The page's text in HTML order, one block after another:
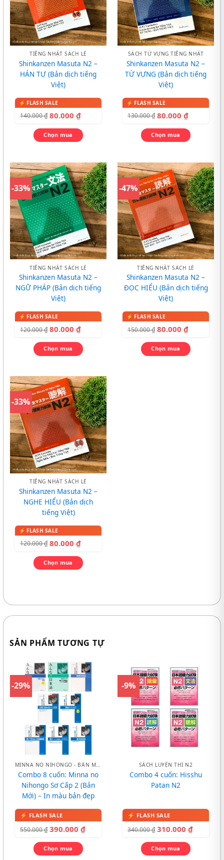
TIẾNG NHẬT SÁCH LẺ
Shinkanzen Masuta N2 –
HÁN TỰ (Bản dịch tiếng
Việt)
140.000₫ 80.000 ₫
Chọn mua
SÁCH TỪ VỰNG TIẾNG NHẬT
Shinkanzen Masuta N2 –
TỪ VỰNG (Bản dịch tiếng
Việt)
130.000₫ 80.000 ₫
Chọn mua
-33%
TIẾNG NHẬT SÁCH LẺ
Shinkanzen Masuta N2 –
NGỮ PHÁP (Bản dịch tiếng
Việt)
120.000₫ 80.000 ₫
Chọn mua
-47%
TIẾNG NHẬT SÁCH LẺ
Shinkanzen Masuta N2 –
ĐỌC HIỂU (Bản dịch tiếng
Việt)
150.000₫ 80.000 ₫
Chọn mua
-33%
TIẾNG NHẬT SÁCH LẺ
Shinkanzen Masuta N2 –
NGHE HIỂU (Bản dịch
tiếng Việt)
120.000₫ 80.000 ₫
Chọn mua
SẢN PHẨM TƯƠNG TỰ
-29%
MINNA NO NIHONGO - BẢN MỚI
Combo 8 cuốn: Minna no
Nihongo Sơ Cấp 2 (Bản
Mới) – In màu bản đẹp
550.000₫ 390.000 ₫
Chọn mua
-9%
SÁCH LUYỆN THI N2
Combo 4 cuốn: Hisshu
Patan N2
340.000₫ 310.000 ₫
Chọn mua